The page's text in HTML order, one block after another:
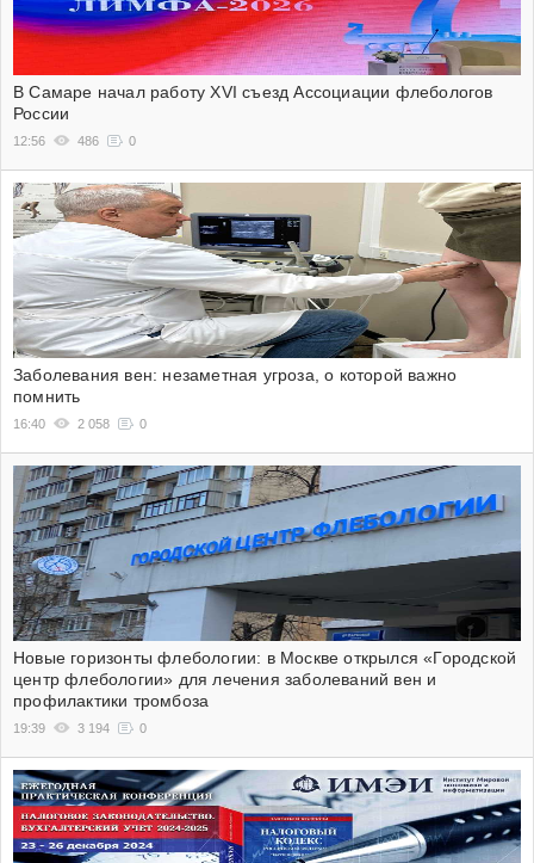
В Самаре начал работу XVI съезд Ассоциации флебологов
России
12:56 486 0
Заболевания вен: незаметная угроза, о которой важно
помнить
16:40 2 058 0
Новые горизонты флебологии: в Москве открылся «Городской
центр флебологии» для лечения заболеваний вен и
профилактики тромбоза
19:39 3 194 0